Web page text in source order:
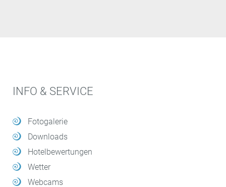
INFO & SERVICE
Fotogalerie
Downloads
Hotelbewertungen
Wetter
Webcams